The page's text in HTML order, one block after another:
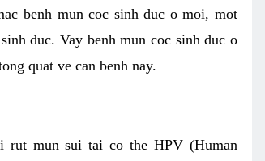
benh mun coc sinh duc o moi, mot
duc. Vay benh mun coc sinh duc o
quat ve can benh nay.
rut mun sui tai co the HPV (Human